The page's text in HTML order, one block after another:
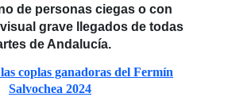
de personas ciegas o con
grave llegados de todas
de Andalucía.
coplas ganadoras del Fermín
Salvochea 2024